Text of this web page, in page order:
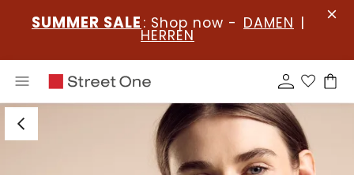
SUMMER SALE : Shop now - DAMEN |
HERREN